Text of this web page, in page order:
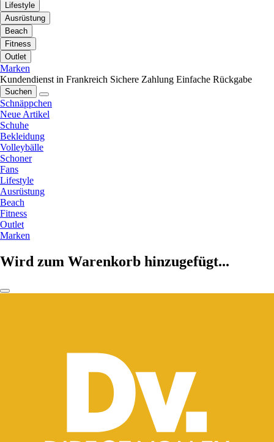
Lifestyle
Ausrüstung
Beach
Fitness
Outlet
Marken
Kundendienst in Frankreich Sichere Zahlung Einfache Rückgabe
Suchen
Schnäppchen
Neue Artikel
Schuhe
Bekleidung
Volleybälle
Schoner
Fans
Lifestyle
Ausrüstung
Beach
Fitness
Outlet
Marken
Wird zum Warenkorb hinzugefügt...